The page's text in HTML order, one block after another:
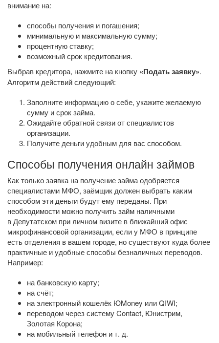
внимание на:
способы получения и погашения;
минимальную и максимальную сумму;
процентную ставку;
возможный срок кредитования.
Выбрав кредитора, нажмите на кнопку «Подать заявку».
Алгоритм действий следующий:
Заполните информацию о себе, укажите желаемую
сумму и срок займа.
Ожидайте обратной связи от специалистов
организации.
Получите деньги удобным для вас способом.
Способы получения онлайн займов
Как только заявка на получение займа одобряется
специалистами МФО, заёмщик должен выбрать каким
способом эти деньги будут ему переданы. При
необходимости можно получить займ наличными
в Депутатском при личном визите в ближайший офис
микрофинансовой организации, если у МФО в принципе
есть отделения в вашем городе, но существуют куда более
практичные и удобные способы безналичных переводов.
Например:
на банковскую карту;
на счёт;
на электронный кошелёк ЮMoney или QIWI;
переводом через систему Contact, Юнистрим,
Золотая Корона;
на мобильный телефон и т. д.